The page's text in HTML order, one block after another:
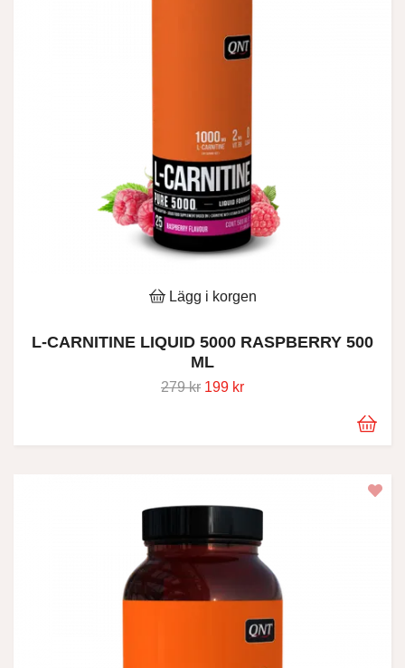
Lägg i korgen
L-CARNITINE LIQUID 5000 RASPBERRY 500
ML
279 kr 199 kr